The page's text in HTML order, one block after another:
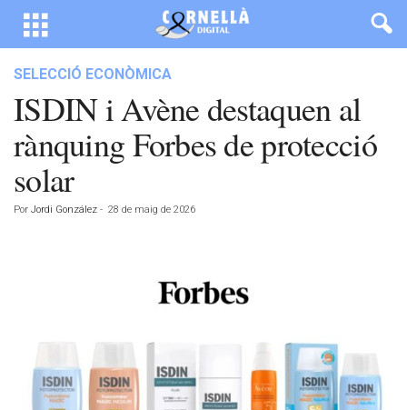
SELECCIÓ ECONÒMICA
ISDIN i Avène destaquen al
rànquing Forbes de protecció
solar
Por Jordi González - 28 de maig de 2026